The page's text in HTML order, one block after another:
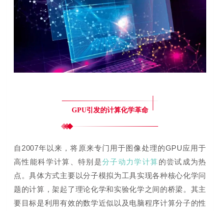
GPU引发的计算化学革命
自2007年以来，将原来专门用于图像处理的GPU应用于
高性能科学计算、特别是分子动力学计算的尝试成为热
点。具体方式主要以分子模拟为工具实现各种核心化学问
题的计算，架起了理论化学和实验化学之间的桥梁。其主
要目标是利用有效的数学近似以及电脑程序计算分子的性